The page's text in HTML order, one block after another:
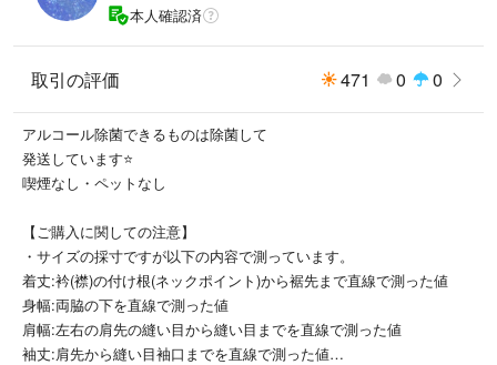
#GROBALWORK グローバルワーク
#GAP ギャップ
#BEAMSビームス
#TK タケオキクチ
#MK ミシェルクラウン
#RAGEBLUE レイジブルー
#UNIQLO ユニクロ
#GU ジーユー
#RUPERT ルパート
#UNITEDARROWS ユナイテッドアローズ
#nanouniverse ナノ ユニバース
本人確認済
取引の評価 471 0 0
アルコール除菌できるものは除菌して
発送しています⭐
喫煙なし・ペットなし
【ご購入に関しての注意】
・サイズの採寸ですが以下の内容で測っています。
着丈:衿(襟)の付け根(ネックポイント)から裾先まで直線で測った値
身幅:両脇の下を直線で測った値
肩幅:左右の肩先の縫い目から縫い目までを直線で測った値
袖丈:肩先から縫い目袖口までを直線で測った値